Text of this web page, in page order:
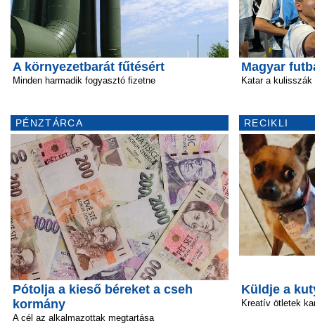
A környezetbarát fűtésért
Minden harmadik fogyasztó fizetne
PÉNZTÁRCA
Pótolja a kieső béreket a cseh
kormány
A cél az alkalmazottak megtartása
Magyar
Katar a
RECIKLI
Küldje a
Kreatív ötletek